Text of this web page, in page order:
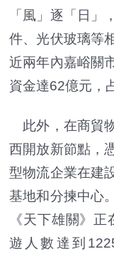
「風」逐「日」
件、光伏玻璃等
近兩年內嘉峪關
資金達62億元，
此外，在商貿
西開放新節點，
型物流企業在建
基地和分揀中心
《天下雄關》
遊人數達到